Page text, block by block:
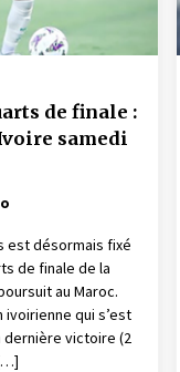
de finale :
samedi
est désormais fixé
de finale de la
au Maroc.
qui s’est
dernière victoire (2